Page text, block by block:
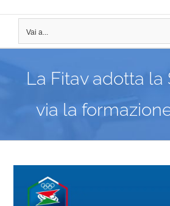
Vai a...
La Fitav adotta la
via la
immagine